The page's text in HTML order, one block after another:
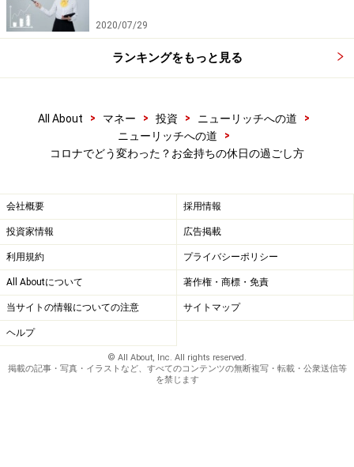
2020/07/29
ランキングをもっと見る
All About > マネー > 投資 > ニューリッチへの道
>
ニューリッチへの道
>
コロナでどう変わった？お金持ちの休日の過ごし方
会社概要 採用情報
投資家情報 広告掲載
利用規約 プライバシーポリシー
All Aboutについて 著作権・商標・免責
当サイトの情報についての注意 サイトマップ
ヘルプ
© All About, Inc. All rights reserved.
掲載の記事・写真・イラストなど、すべてのコンテンツの無断複写・転載・公衆送信等
を禁じます